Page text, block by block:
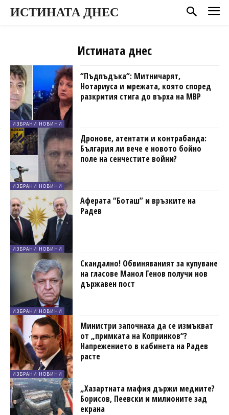
ИСТИНАТА ДНЕС
Истината днес
ИЗБРАНИ НОВИНИ
“Пъдпъдъка“: Митничарят,
Нотариуса и мрежата, която според
разкрития стига до върха на МВР
ИЗБРАНИ НОВИНИ
Дронове, атентати и контрабанда:
България ли вече е новото бойно
поле на сенчестите войни?
ИЗБРАНИ НОВИНИ
Аферата “Боташ” и връзките на
Радев
ИЗБРАНИ НОВИНИ
Скандално! Обвиняваният за купуване
на гласове Манол Генов получи нов
държавен пост
ИЗБРАНИ НОВИНИ
Министри започнаха да се измъкват
от „примката на Копринков“?
Напрежението в кабинета на Радев
расте
„Хазартната мафия държи медиите?
Борисов, Пеевски и милионите зад
екрана